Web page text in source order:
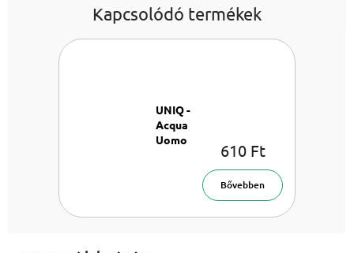
Kapcsolódó termékek
UNIQ -
Acqua
Uomo
610 Ft
Bővebben